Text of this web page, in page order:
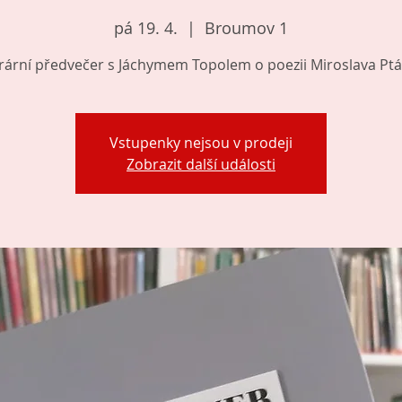
pá 19. 4.
  |
Broumov 1
předvečer s Jáchymem Topolem o poezii Miroslava
Vstupenky nejsou v prodeji
Zobrazit další události